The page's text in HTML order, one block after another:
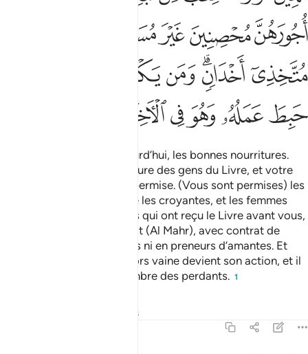
ﳂﳃﳄﳅ
ﳇﳈﳉﳊﳋ
ﳎﳏﳐﳑﳒ
"Vous sont permises, aujourd’hui, les bonnes nourritures.
Vous est permise la nourriture des gens du Livre, et votre
propre nourriture leur est permise. (Vous sont permises) les
femmes vertueuses d’entre les croyantes, et les femmes
vertueuses d’entre les gens qui ont reçu le Livre avant vous,
si vous leur donnez-leur dot (Al Mahr), avec contrat de
mariage, non en débauchés ni en preneurs d’amantes. Et
quiconque abjure la foi, alors vaine devient son action, et il
sera dans l’au-delà, du nombre des perdants. 1
Réflexions